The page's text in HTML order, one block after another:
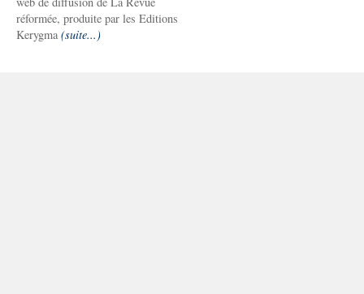
réformée, produite par les Editions
Kerygma (suite...)